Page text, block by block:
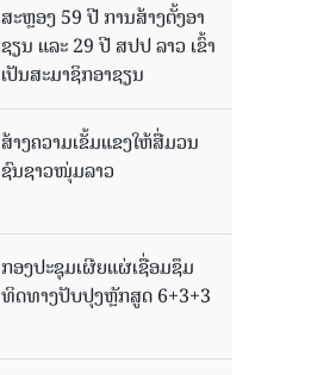
ສະຫຼອງ 59 ປີ ການສ້າງຕັ້ງອາ
ຊຽນ ແລະ 29 ປີ ສປປ ລາວ ເຂົ້າ
ເປັນສະມາຊິກອາຊຽນ
ສ້າງຄວາມເຂັ້ມແຂງໃຫ້ສື່ມວນ
ຊົນຊາວໜຸ່ມລາວ
ກອງປະຊຸມເຜີຍແຜ່ເຊື່ອມຊຶມ
ທິດທາງປັບປຸງຫຼັກສູດ 6+3+3